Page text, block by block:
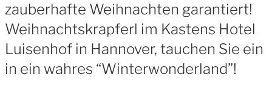
zauberhafte Weihnachten garantiert!
Weihnachtskrapferl im Kastens Hotel
Luisenhof in Hannover, tauchen Sie ein
in ein wahres “Winterwonderland”!